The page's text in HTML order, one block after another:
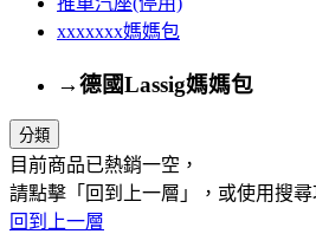
xxxxxxx媽媽包
→德國Lassig媽媽包
分類
目前商品已熱銷一空，
請點擊「回到上一層」，或使用搜
回到上一層